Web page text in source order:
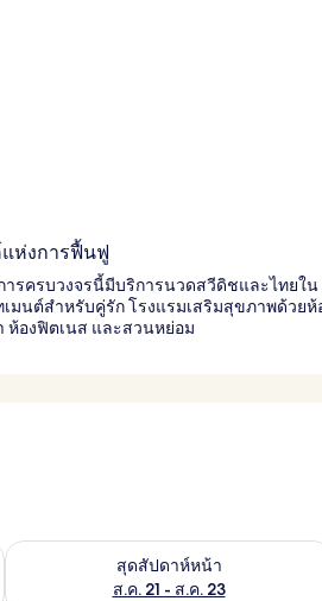
ห่งการฟื้นฟู
ารครบวงจรนี้มีบริการนวดสวีดิชและไทยใน
มนต์สำหรับคู่รัก โรงแรมเสริมสุขภาพด้วยห้
ห้องฟิตเนส และสวนหย่อม
ส.ค. 14 - ส.ค. 16สุดสัปดาห์หน้า
ส.ค. 21 - ส.ค. 23
ตรวจสอบจำนวนห้องพักว่างในสุดสัปดา